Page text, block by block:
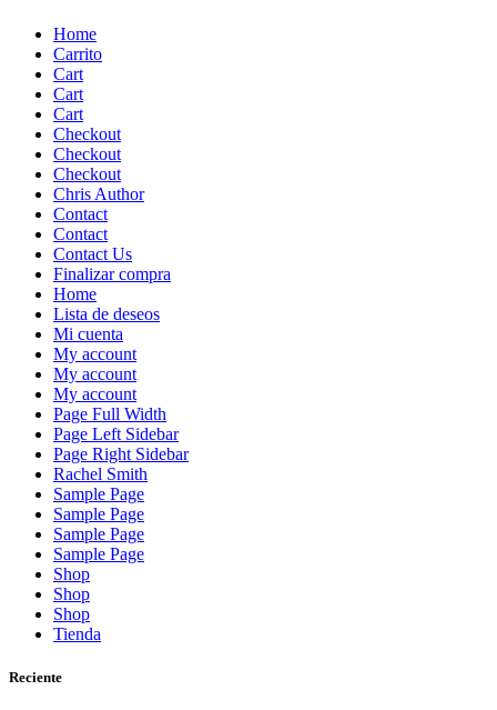
Skip
content
Home
Carrito
Cart
Cart
Cart
Checkout
Checkout
Checkout
Chris Author
Contact
Contact
Contact Us
Finalizar compra
Home
Lista de deseos
Mi cuenta
My account
My account
My account
Page Full Width
Page Left Sidebar
Page Right Sidebar
Rachel Smith
Sample Page
Sample Page
Sample Page
Sample Page
Shop
Shop
Shop
Tienda
Reciente